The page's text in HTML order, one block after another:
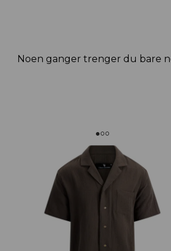
Noen ganger trenger du bare